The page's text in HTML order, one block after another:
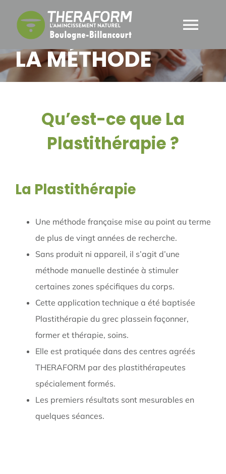
contenu
à
ACCUEIL
RESERVEZ MAINTENANT
LA MÉTHODE
Qu’est-ce que La
Plastithérapie ?
La Plastithérapie
Une méthode française mise au point au terme
de plus de vingt années de recherche.
Sans produit ni appareil, il s’agit d’une
méthode manuelle destinée à stimuler
certaines zones spécifiques du corps.
Cette application technique a été baptisée
Plastithérapie du grec plassein façonner,
former et thérapie, soins.
Elle est pratiquée dans des centres agréés
THERAFORM par des plastithérapeutes
spécialement formés.
Les premiers résultats sont mesurables en
quelques séances.